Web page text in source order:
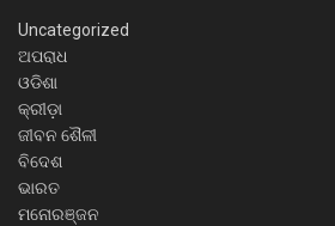
Uncategorized
ଅପରାଧ
ଓଡିଶା
କ୍ରୀଡ଼ା
ଜୀବନ ଶୈଳୀ
ବିଦେଶ
ଭାରତ
ମନୋରଞ୍ଜନ